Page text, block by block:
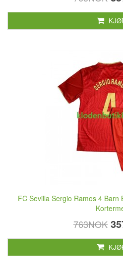
FC Sevilla Sergio Ramos 4
763NOK